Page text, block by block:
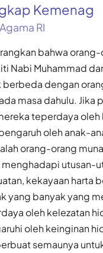
Kemenag
RI
bahwa
Nabi Muhammad
berbeda dengan
masa dahulu. Jika
teperdaya oleh
oleh anak-
orang-orang
utusan-
kekayaan harta
yang banyak yang
oleh kelezatan
oleh keinginan
semaunya